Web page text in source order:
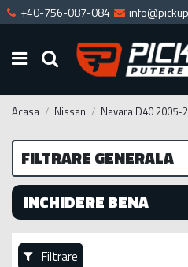
+40-756-087-084
Acasa Nissan Navara D40 2005-
INCHIDERE BENA
Filtrare
FILTRARE GENERALA